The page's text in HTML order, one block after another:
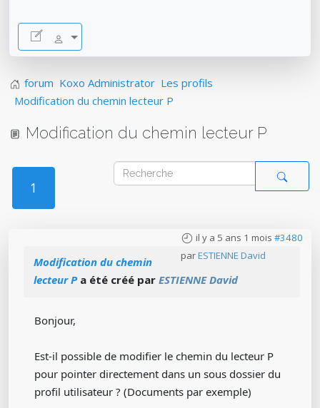
forum Koxo Administrator Les profils
Modification du chemin lecteur P
Modification du chemin lecteur P
1
il y a 5 ans 1 mois #3480
par ESTIENNE David
Modification du chemin
lecteur Pa été créé par ESTIENNE David
Bonjour,
Est-il possible de modifier le chemin du lecteur P
pour pointer directement dans un sous dossier du
profil utilisateur ? (Documents par exemple)